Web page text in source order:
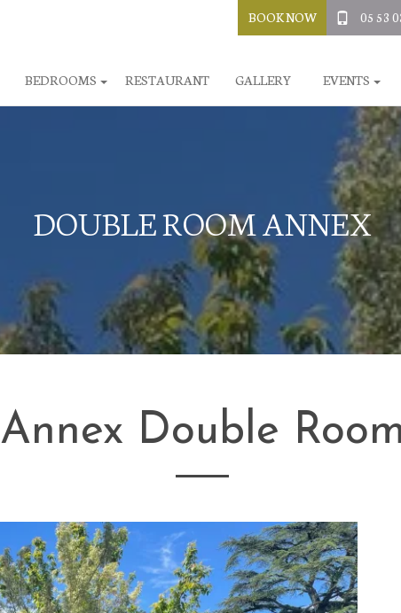
BOOK NOW 05 53
BEDROOMS RESTAURANT GALLERY EVENTS
DOUBLE ROOM ANNEX
Annex Double